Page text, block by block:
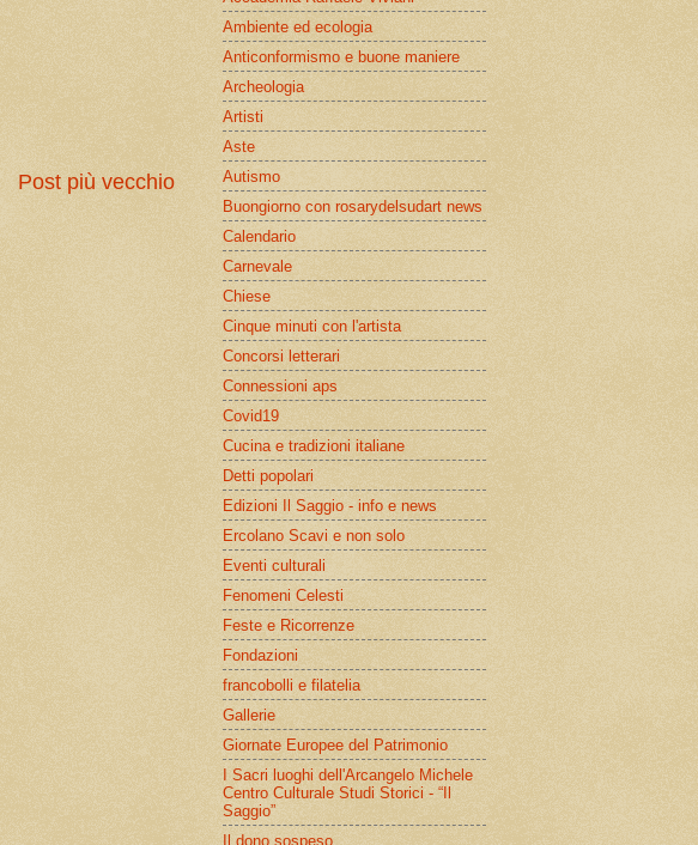
Post più vecchio
Ambiente ed ecologia
Anticonformismo e buone maniere
Archeologia
Artisti
Aste
Autismo
Buongiorno con rosarydelsudart news
Calendario
Carnevale
Chiese
Cinque minuti con l'artista
Concorsi letterari
Connessioni aps
Covid19
Cucina e tradizioni italiane
Detti popolari
Edizioni Il Saggio - info e news
Ercolano Scavi e non solo
Eventi culturali
Fenomeni Celesti
Feste e Ricorrenze
Fondazioni
francobolli e filatelia
Gallerie
Giornate Europee del Patrimonio
I Sacri luoghi dell'Arcangelo Michele
Centro Culturale Studi Storici - “Il
Saggio”
Il dono sospeso